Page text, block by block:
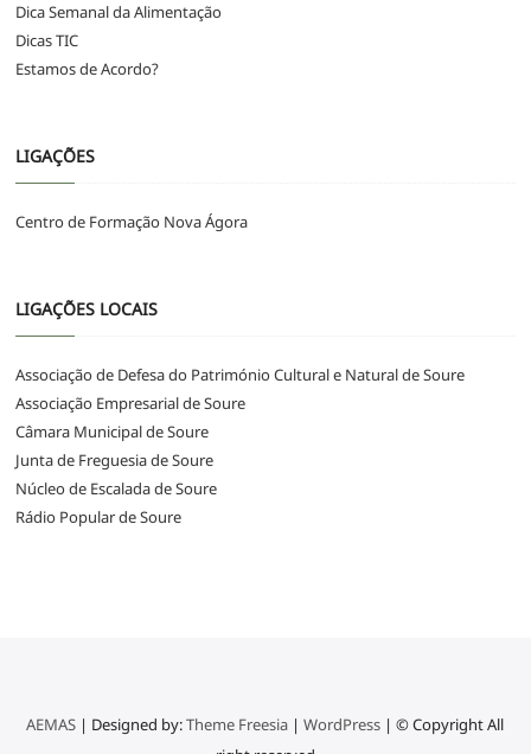
Dica Semanal da Alimentação
Dicas TIC
Estamos de Acordo?
LIGAÇÕES
Centro de Formação Nova Ágora
LIGAÇÕES LOCAIS
Associação de Defesa do Património Cultural e Natural de Soure
Associação Empresarial de Soure
Câmara Municipal de Soure
Junta de Freguesia de Soure
Núcleo de Escalada de Soure
Rádio Popular de Soure
AEMAS | Designed by:Theme Freesia |WordPress | © Copyright All